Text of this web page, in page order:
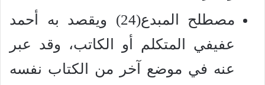
مصطلح المبدع(24) ويقصد به أحمد
عفيفي المتكلم أو الكاتب، وقد عبر
عنه في موضع آخر من الكتاب نفسه